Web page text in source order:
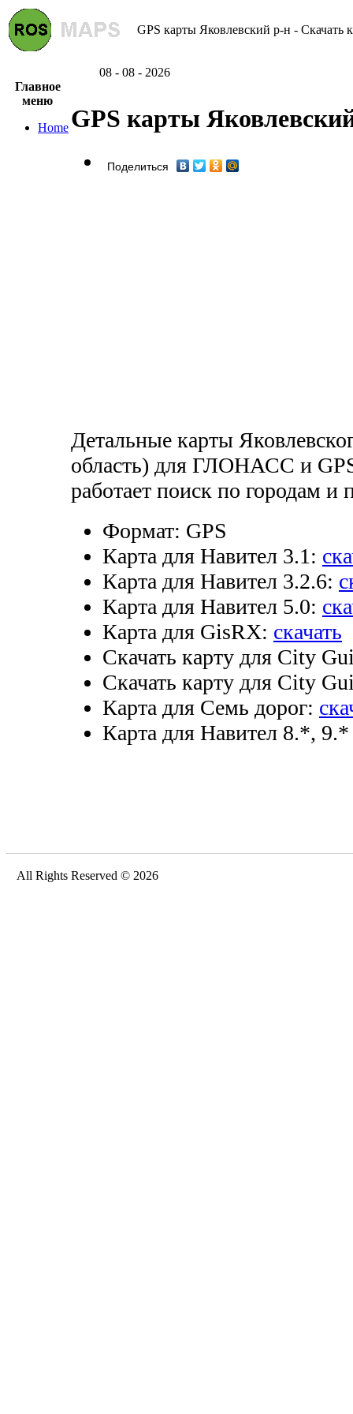
GPS карты Яковлевский р-н - Скачать
08 - 08 - 2026
Главное
меню
Home GPS карты
Поделиться
Детальные карты
область) для ГЛОНАСС и
работает поиск по городам
Формат: GPS
Карта для Навител 3.1:
Карта для Навител 3.2.6:
Карта для Навител 5.0:
Карта для GisRX: скачать
Скачать карту для City
Скачать карту для City
Карта для Семь дорог:
Карта для Навител 8.*,
All Rights Reserved © 2026